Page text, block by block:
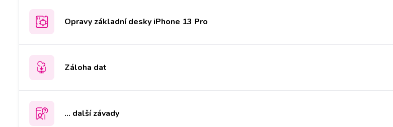
Opravy základní desky iPhone 13 Pro
Záloha dat
... další závady